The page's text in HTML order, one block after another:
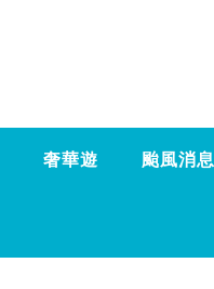
奢華遊 颱風消息